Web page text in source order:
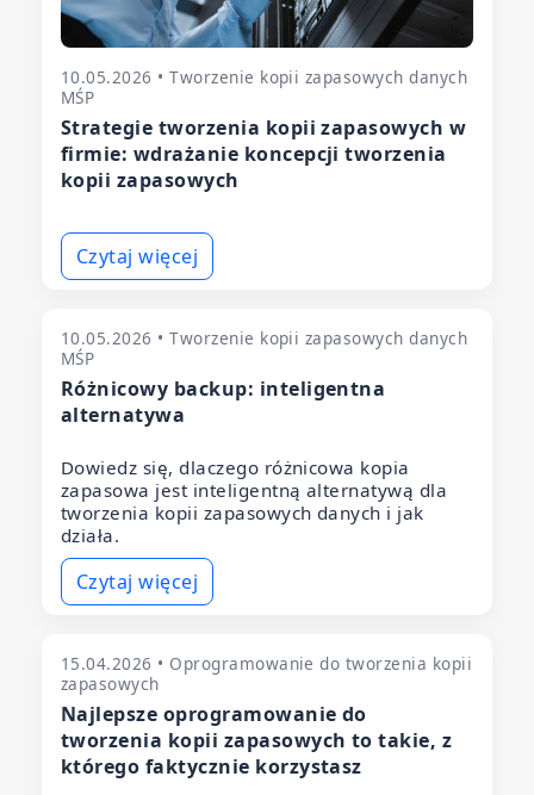
10.05.2026 • Tworzenie kopii zapasowych danych
MŚP
Strategie tworzenia kopii zapasowych w
firmie: wdrażanie koncepcji tworzenia
kopii zapasowych
Czytaj więcej
10.05.2026 • Tworzenie kopii zapasowych danych
MŚP
Różnicowy backup: inteligentna
alternatywa
Dowiedz się, dlaczego różnicowa kopia
zapasowa jest inteligentną alternatywą dla
tworzenia kopii zapasowych danych i jak
działa.
Czytaj więcej
15.04.2026 • Oprogramowanie do tworzenia kopii
zapasowych
Najlepsze oprogramowanie do
tworzenia kopii zapasowych to takie, z
którego faktycznie korzystasz